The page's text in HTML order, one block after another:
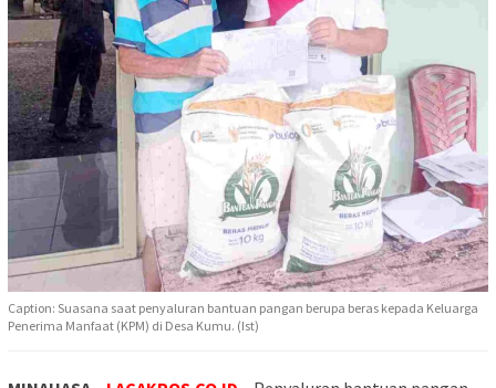
Caption: Suasana saat penyaluran bantuan pangan berupa beras kepada Keluarga
Penerima Manfaat (KPM) di Desa Kumu. (Ist)